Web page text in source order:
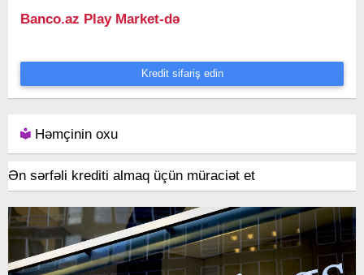
Banco.az Play Market-də
Kredit sifariş edin
Həmçinin oxu
Ən sərfəli krediti almaq üçün müraciət et